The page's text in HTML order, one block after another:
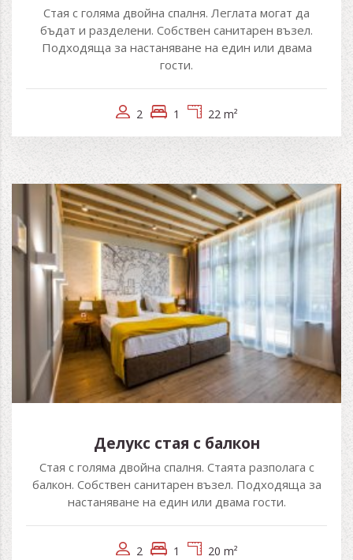
Стая с голяма двойна спалня. Леглата могат да
бъдат и разделени. Собствен санитарен възел.
Подходяща за настаняване на един или двама
гости.
2 1 22 m²
Делукс стая с балкон
Стая с голяма двойна спалня. Стаята разполага с
балкон. Собствен санитарен възел. Подходяща за
настаняване на един или двама гости.
2 1 20 m²